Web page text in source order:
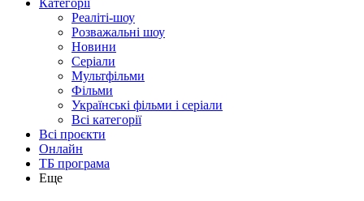
Категорії
Реаліті-шоу
Розважальні шоу
Новини
Серіали
Мультфільми
Фільми
Українські фільми і серіали
Всі категорії
Всі проєкти
Онлайн
ТБ програма
Еще